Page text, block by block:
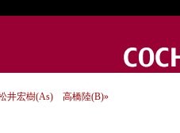
井宏樹(As) 高橋陸(B)»